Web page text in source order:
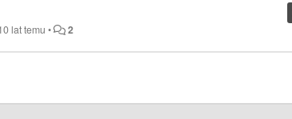
lat temu • 2